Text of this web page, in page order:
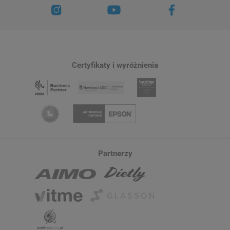
Certyfikaty i wyróżnienia
Partnerzy